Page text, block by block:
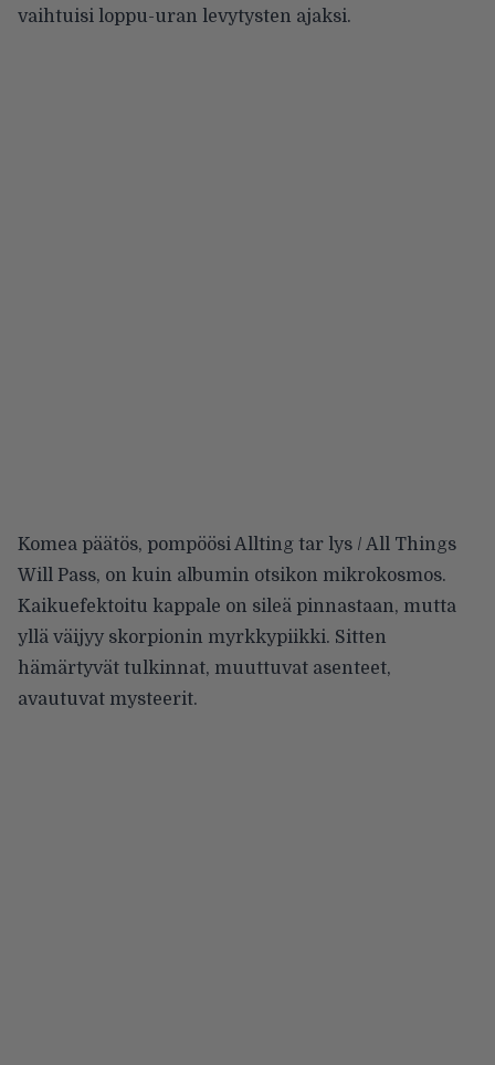
vaihtuisi loppu-uran levytysten ajaksi.
Komea päätös, pompöösi Allting tar lys / All Things
Will Pass, on kuin albumin otsikon mikrokosmos.
Kaikuefektoitu kappale on sileä pinnastaan, mutta
yllä väijyy skorpionin myrkkypiikki. Sitten
hämärtyvät tulkinnat, muuttuvat asenteet,
avautuvat mysteerit.